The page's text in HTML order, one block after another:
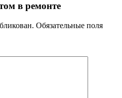
в ремонте
Обязательные поля